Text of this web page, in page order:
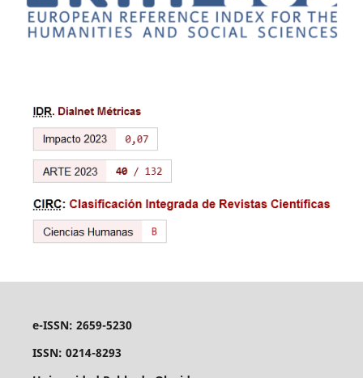
e-ISSN: 2659-5230
ISSN: 0214-8293